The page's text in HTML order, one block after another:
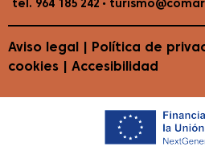
tel. 964 185 242 •
Aviso legal Política de
cookies
Accesibilidad